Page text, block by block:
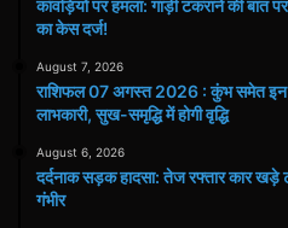
कांवड़ियों पर हमला: गाड़ी टकराने की बात
का केस दर्ज!
August 7, 2026
राशिफल 07 अगस्त 2026 : कुंभ समेत इन
लाभकारी, सुख-समृद्धि में होगी वृद्धि
August 6, 2026
दर्दनाक सड़क हादसा: तेज रफ्तार कार
गंभीर